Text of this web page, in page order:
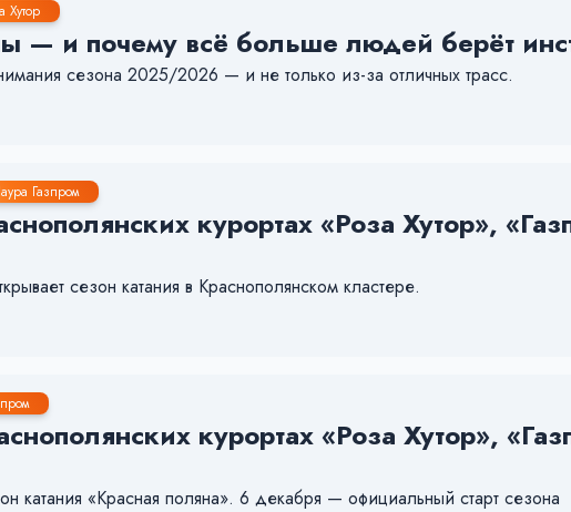
Хутор
— и почему всё больше людей берёт
сезона 2025/2026 — и не только из-за отличных трасс.
Газпром
курортах «Роза Хутор»,
сезон катания в Краснополянском кластере.
курортах «Роза Хутор»,
«Красная поляна». 6 декабря — официальный старт сезона